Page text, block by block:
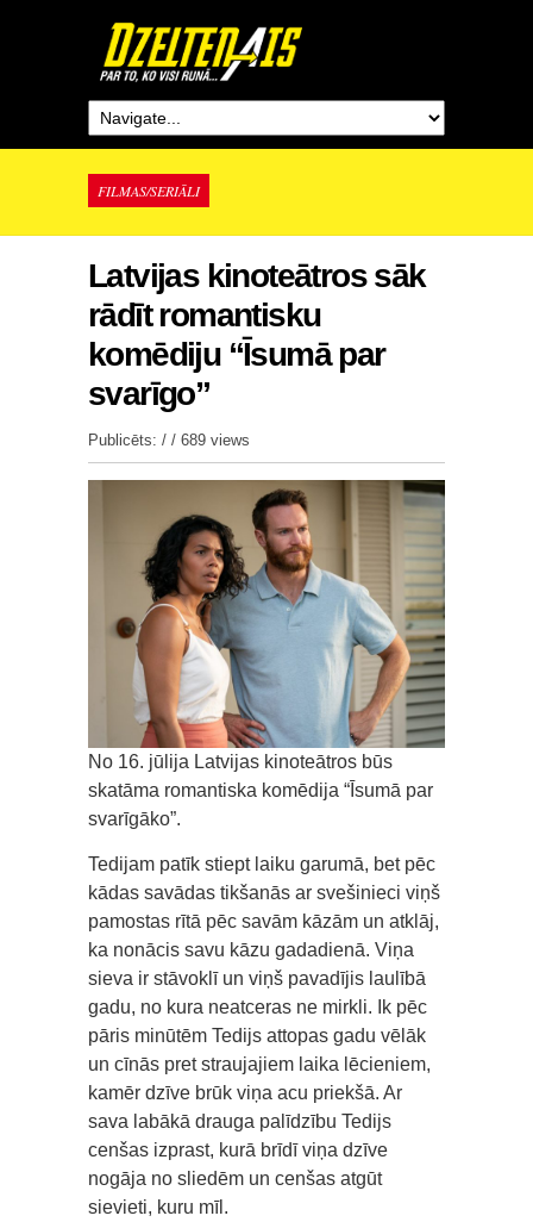
FILMAS/SERIĀLI
Latvijas kinoteātros sāk
rādīt romantisku
komēdiju “Īsumā par
svarīgo”
Publicēts: / / 689 views
No 16. jūlija Latvijas kinoteātros būs
skatāma romantiska komēdija “Īsumā par
svarīgāko”.
Tedijam patīk stiept laiku garumā, bet pēc
kādas savādas tikšanās ar svešinieci viņš
pamostas rītā pēc savām kāzām un atklāj,
ka nonācis savu kāzu gadadienā. Viņa
sieva ir stāvoklī un viņš pavadījis laulībā
gadu, no kura neatceras ne mirkli. Ik pēc
pāris minūtēm Tedijs attopas gadu vēlāk
un cīnās pret straujajiem laika lēcieniem,
kamēr dzīve brūk viņa acu priekšā. Ar
sava labākā drauga palīdzību Tedijs
cenšas izprast, kurā brīdī viņa dzīve
nogāja no sliedēm un cenšas atgūt
sievieti, kuru mīl.